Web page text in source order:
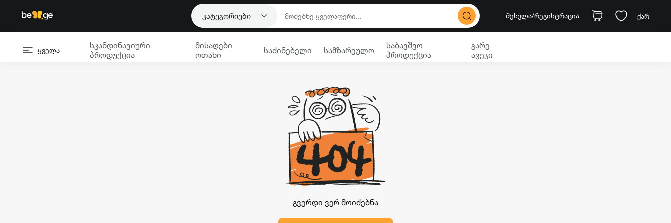
კატეგორიები შესვლა/რეგისტრაცია ქარ
ყველა
სკანდინავიური
პროდუქცია
მისაღები
ოთახი
საძინებელი სამზარეულო
საბავშვო
პროდუქცია
გარე
ავეჯი
გვერდი ვერ მოიძებნა